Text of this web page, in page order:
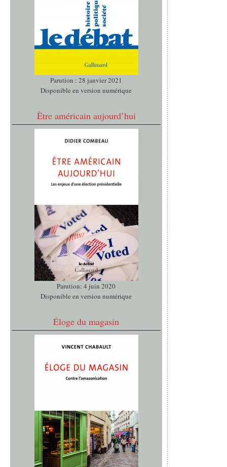
Parution : 28 janvier 2021
Disponible en version numérique
Être américain aujourd’hui
Parution: 4 juin 2020
Disponible en version numérique
Éloge du magasin